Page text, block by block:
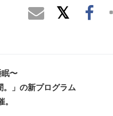
〜
。」の新プログラム